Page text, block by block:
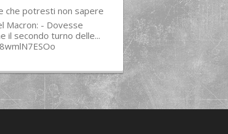
che potresti non sapere
Macron: - Dovesse
il secondo turno delle...